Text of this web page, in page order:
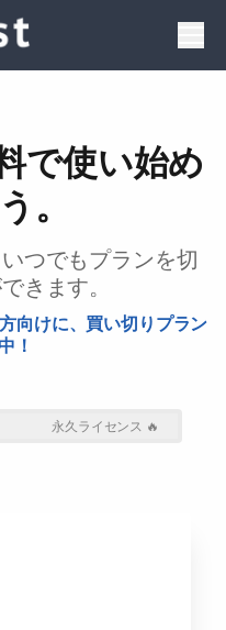
で使い始め
。
つでもプランを切
きます。
向けに、買い切りプラン
！
永久ライセンス 🔥